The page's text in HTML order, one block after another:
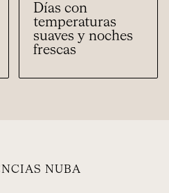
Días con
temperaturas
suaves y noches
frescas
NUBA